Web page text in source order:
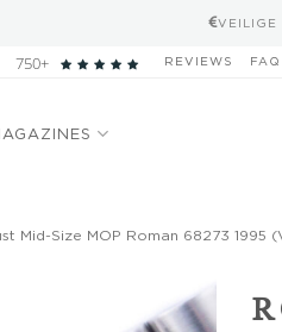
VEILIGE
750+ REVIEWS FAQ
Mid-Size MOP Roman 68273 1995
Add to
wishlist